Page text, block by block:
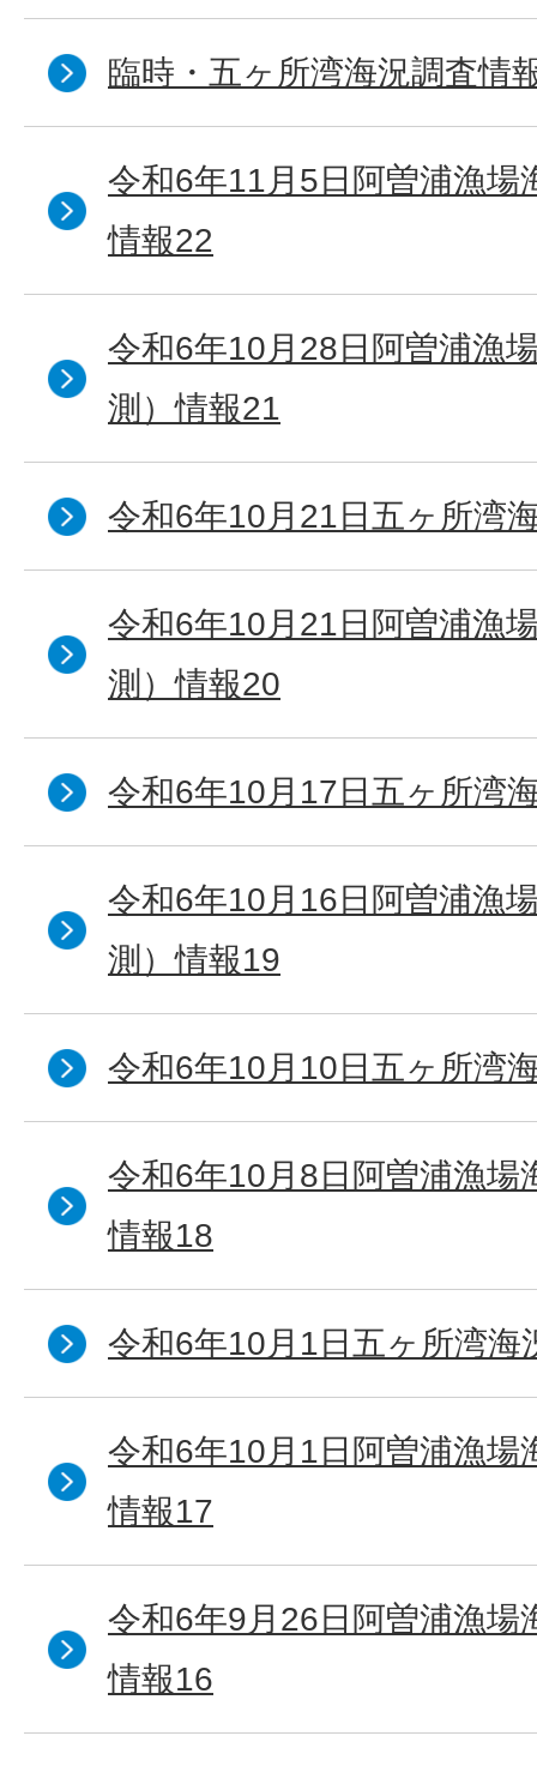
臨時・五ヶ所湾海況調査情
令和6年11月5日阿曽浦漁場
情報22
令和6年10月28日阿曽浦漁
測）情報21
令和6年10月21日五ヶ所湾
令和6年10月21日阿曽浦漁
測）情報20
令和6年10月17日五ヶ所湾
令和6年10月16日阿曽浦漁
測）情報19
令和6年10月10日五ヶ所湾
令和6年10月8日阿曽浦漁場
情報18
令和6年10月1日五ヶ所湾海
令和6年10月1日阿曽浦漁場
情報17
令和6年9月26日阿曽浦漁場
情報16